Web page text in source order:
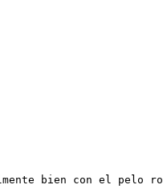
bien con el